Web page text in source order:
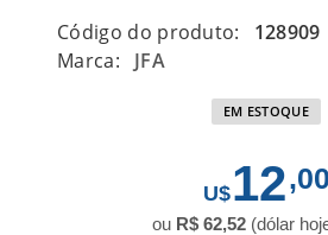
Código do produto:
128909
Marca:
JFA
EM ESTOQUE
12,00
ou R$ 62,52(dólar